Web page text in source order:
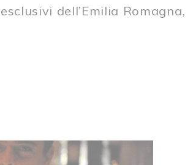
dell’Emilia Romagna,